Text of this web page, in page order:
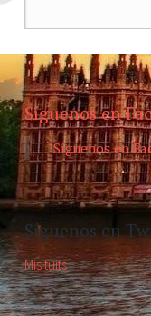
Síguenos en
Síguenos en
Síguenos en
Mis tuits